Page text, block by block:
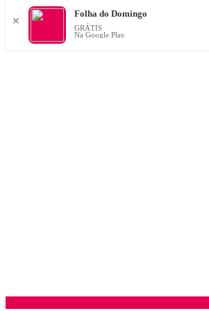
✕
Folha do Domingo
GRÁTIS
Na Google Play